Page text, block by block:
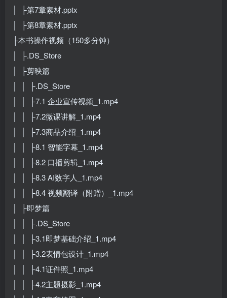
│ ├第7章素材.pptx
│ ├第8章素材.pptx
├本书操作视频（150多分钟）
│ ├.DS_Store
│ ├剪映篇
│ │ ├.DS_Store
│ │ ├7.1 企业宣传视频_1.mp4
│ │ ├7.2微课讲解_1.mp4
│ │ ├7.3商品介绍_1.mp4
│ │ ├8.1 智能字幕_1.mp4
│ │ ├8.2 口播剪辑_1.mp4
│ │ ├8.3 AI数字人_1.mp4
│ │ ├8.4 视频翻译（附赠）_1.mp4
│ ├即梦篇
│ │ ├.DS_Store
│ │ ├3.1即梦基础介绍_1.mp4
│ │ ├3.2表情包设计_1.mp4
│ │ ├4.1证件照_1.mp4
│ │ ├4.2主题摄影_1.mp4